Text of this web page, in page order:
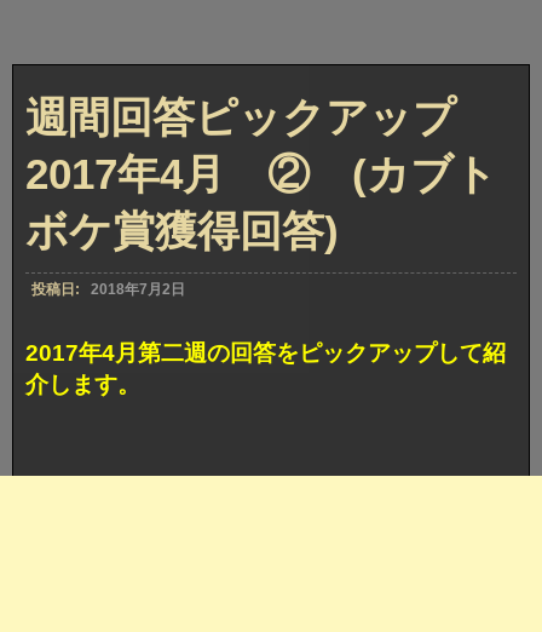
週間回答ピックアップ
2017年4月 ② (カブト
ボケ賞獲得回答)
投稿日: 2018年7月2日
2017年4月第二週の回答をピックアップして紹
介します。